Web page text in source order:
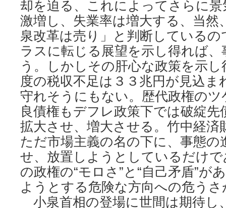
却を迫る、これによってさらに
激増し、失業率は増大する、当然
泉改革は売り」と判断している
ラスに転じる展望を示し得れば
う。しかしその肝心な政策を示
度の税収不足は３３兆円が見込ま
守れそうにもない。歴代政権の
良債権もデフレ政策下では破綻
拡大させ、増大させる。竹中経済
ただ市場主義の名の下に、事態の
せ、放置しようとしているだけ
の政権の“モロさ”と“自己矛盾”が
ようとする危険な方向への危う
小泉首相の登場に世間は期待し